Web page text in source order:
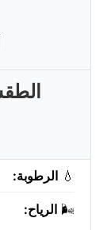
💧 الرطوبة:
🌬️ الرياح: